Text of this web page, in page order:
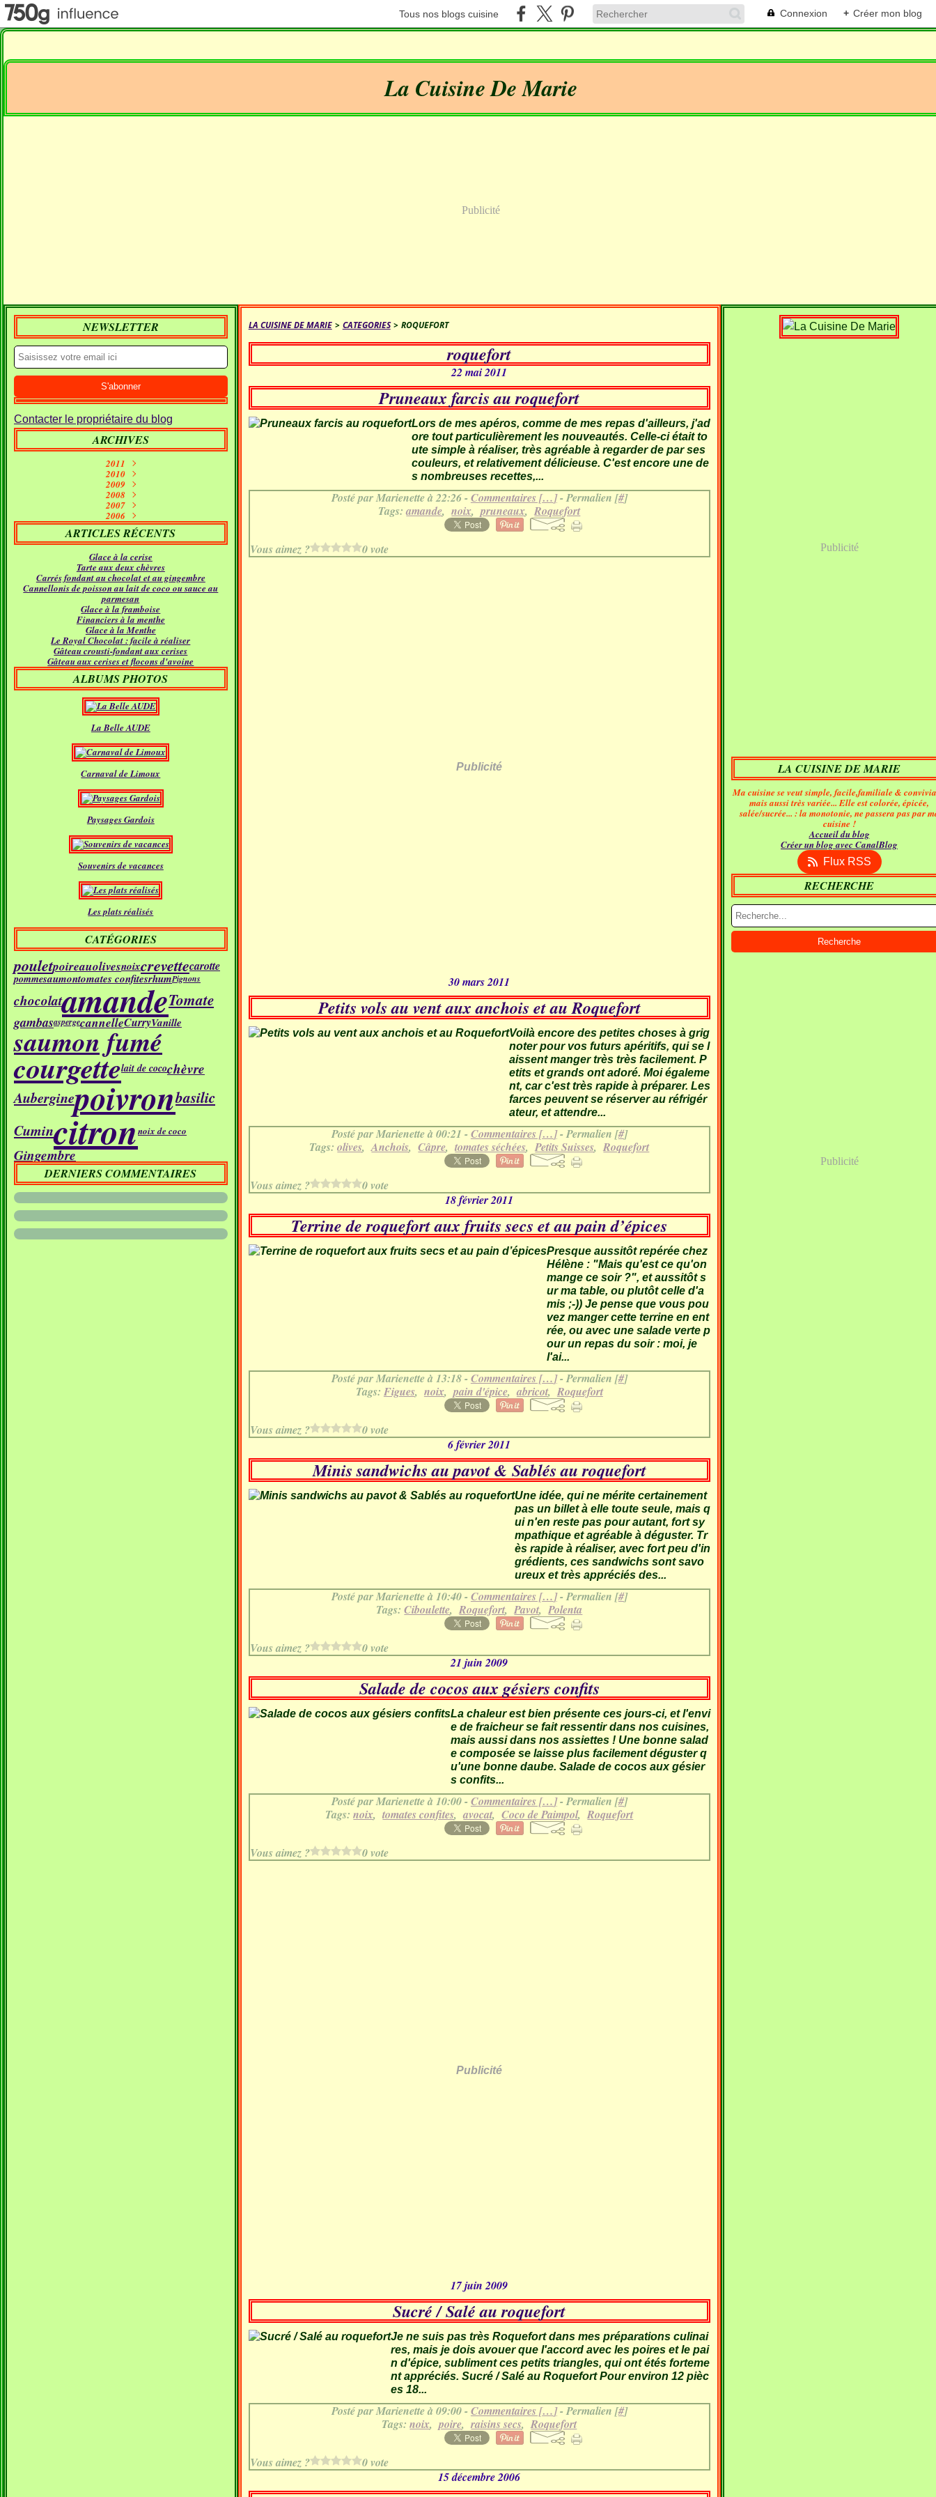
Tous nos blogs cuisine Connexion + Créer mon blog
La Cuisine De Marie
Publicité
NEWSLETTER
Contacter le propriétaire du blog
ARCHIVES
2011
Septembre
Juin (10)
Mai
(7)
Avril (7)
Mars (5)
Février(11)
Janvier(5)
2010
Janvier
2009
Décembre
Novembre
Octobre
Septembre(9)
Août(5)
Juillet(9)
Juin (12)
Mai(17)
Avril(14)
Mars(21)
Février(12)
Janvier(16)
2008
Décembre
Novembre
Octobre(16)
Septembre(18)
Août(4)
Juillet(11)
Juin(12)
Mai(16)
Avril(14)
Mars(15)
Février(11)
Janvier(21)
2007
Décembre
Novembre(26)
Octobre(24)
Septembre(31)
Août (21)
Juillet(18)
Juin(22)
Mai(24)
Avril(24)
Mars(30)
Février(23)
Janvier(18)
2006
Décembre(21)
Novembre(23)
Octobre(19)
ARTICLES RÉCENTS
Glace à la cerise
Tarte aux deux chèvres
Carrés fondant au chocolat et au gingembre
Cannellonis de poisson au lait de coco ou sauce au
parmesan
Glace à la framboise
Financiers à la menthe
Glace à la Menthe
Le Royal Chocolat : facile à réaliser
Gâteau crousti-fondant aux cerises
Gâteau aux cerises et flocons d'avoine
ALBUMS PHOTOS
La Belle AUDE
Carnaval de Limoux
Paysages Gardois
Souvenirs de vacances
Les plats réalisés
CATÉGORIES
pouletpoireauolivesnoixcrevettecarotte
pommesaumontomates confitesrhumPignons
chocolatamandeTomate
gambasaspergecannelleCurryVanille
saumon fumé
courgettelait de cocochèvre
Auberginepoivronbasilic
Cumincitronnoix de coco
Gingembre
DERNIERS COMMENTAIRES
LA CUISINE DE MARIE > CATEGORIES > ROQUEFORT
roquefort
22 mai 2011
Pruneaux farcis au roquefort
Lors de mes apéros, comme de mes repas d'ailleurs, j'ad
ore tout particulièrement les nouveautés. Celle-ci était to
ute simple à réaliser, très agréable à regarder de par ses
couleurs, et relativement délicieuse. C'est encore une de
s nombreuses recettes,...
Posté par Marienette à 22:26 - Commentaires […]- Permalien [#]
Tags:amande,noix,pruneaux,Roquefort
Vous aimez ? 0 vote
Publicité
30 mars 2011
Petits vols au vent aux anchois et au Roquefort
Voilà encore des petites choses à grig
noter pour vos futurs apéritifs, qui se l
aissent manger très très facilement. P
etits et grands ont adoré. Moi égaleme
nt, car c'est très rapide à préparer. Les
farces peuvent se réserver au réfrigér
ateur, et attendre...
Posté par Marienette à 00:21 - Commentaires […]- Permalien [#]
Tags:olives,Anchois,Câpre,tomates séchées,Petits Suisses,Roquefort
Vous aimez ?
0 vote
18 février 2011
Terrine de roquefort aux fruits secs et au pain d’épices
Presque aussitôt repérée chez
Hélène : "Mais qu'est ce qu'on
mange ce soir ?", et aussitôt s
ur ma table, ou plutôt celle d'a
mis ;-)) Je pense que vous pou
vez manger cette terrine en ent
rée, ou avec une salade verte p
our un repas du soir : moi, je
l'ai...
Posté par Marienette à 13:18 - Commentaires […]- Permalien [#]
Tags: Figues, noix,pain d'épice,abricot, Roquefort
Vous aimez ?
0 vote
6 février 2011
Minis sandwichs au pavot & Sablés au roquefort
Une idée, qui ne mérite certainement
pas un billet à elle toute seule, mais q
ui n'en reste pas pour autant, fort sy
mpathique et agréable à déguster. Tr
ès rapide à réaliser, avec fort peu d'in
grédients, ces sandwichs sont savo
ureux et très appréciés des...
Posté par Marienette à 10:40 - Commentaires […]- Permalien [#]
Tags:Ciboulette,Roquefort,Pavot,Polenta
Vous aimez ?
0 vote
21 juin 2009
Salade de cocos aux gésiers confits
La chaleur est bien présente ces jours-ci, et l'envi
e de fraicheur se fait ressentir dans nos cuisines,
mais aussi dans nos assiettes ! Une bonne salad
e composée se laisse plus facilement déguster q
u'une bonne daube. Salade de cocos aux gésier
s confits...
Posté par Marienette à 10:00 - Commentaires […]- Permalien [#]
Tags:noix,tomates confites,avocat,Coco de Paimpol,Roquefort
Vous aimez ? 0 vote
Publicité
17 juin 2009
Sucré / Salé au roquefort
Je ne suis pas très Roquefort dans mes préparations culinai
res, mais je dois avouer que l'accord avec les poires et le pai
n d'épice, subliment ces petits triangles, qui ont étés forteme
nt appréciés. Sucré / Salé au Roquefort Pour environ 12 pièc
es 18...
Posté par Marienette à 09:00 - Commentaires […]- Permalien [#]
Tags:noix,poire,raisins secs,Roquefort
Vous aimez ?
0 vote
15 décembre 2006
Publicité
LA CUISINE DE MARIE
Ma cuisine se veut simple, facile,familiale &
mais aussi très variée... Elle est colorée, épicée,
salée/sucrée... : la monotonie, ne passera pas par
cuisine !
Accueil du blog
Créer un blog avec CanalBlog
Flux RSS
RECHERCHE
Publicité